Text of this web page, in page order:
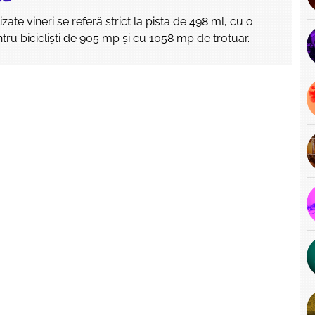
vineri se referă strict la pista de 498 ml, cu o
bicicliști de 905 mp și cu 1058 mp de trotuar.